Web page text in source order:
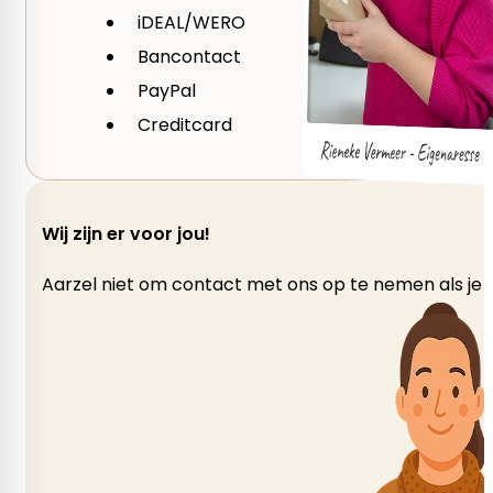
Seizoen
Herfst, Winter
iDEAL/WERO
Bancontact
PayPal
Creditcard
Wij zijn er voor jou!
Aarzel niet om contact met ons op te nemen als